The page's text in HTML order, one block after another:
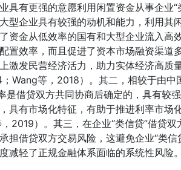
具有更强的意愿利用闲置资金从事企业“
型企业具有较强的动机和能力，利用其
资金从低效率的国有和大型企业流入高
置效率，而且促进了资本市场融资渠道
激发民营经济活力，助力实体经济高质
Wang等，2018）。其二，相较于由中
是借贷双方共同协商后确定的，具有较
具有市场化特征，有助于推进利率市场
2019）。其三，在企业“类信贷”借贷双
担借贷双方交易风险，这避免企业“类信
轻了正规金融体系面临的系统性风险。